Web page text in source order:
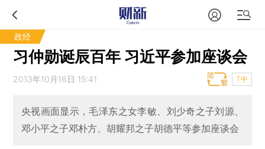
政经
习仲勋诞辰百年 习近平参加座谈会
2013年10月16日 15:41 T中
央视画面显示，毛泽东之女李敏、刘少奇之子刘源、
邓小平之子邓朴方、胡耀邦之子胡德平等参加座谈会